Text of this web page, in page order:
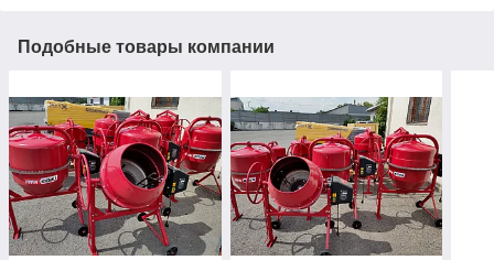
Подобные товары компании